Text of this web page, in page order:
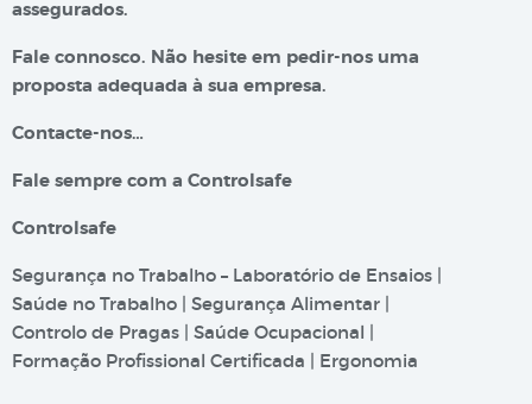
assegurados.
Fale connosco. Não hesite em pedir-nos uma
proposta adequada à sua empresa.
Contacte-nos…
Fale sempre com a Controlsafe
Controlsafe
Segurança no Trabalho – Laboratório de Ensaios |
Saúde no Trabalho | Segurança Alimentar |
Controlo de Pragas | Saúde Ocupacional |
Formação Profissional Certificada | Ergonomia